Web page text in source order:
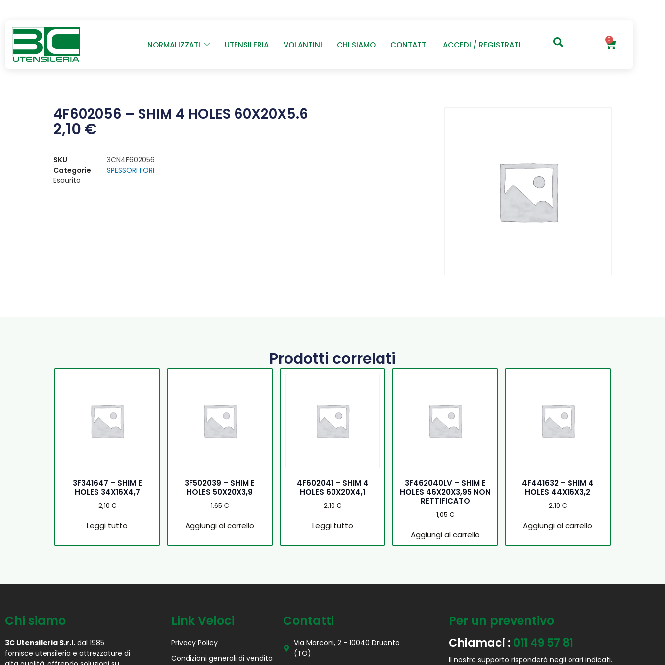
NORMALIZZATI UTENSILERIA VOLANTINI CHI SIAMO CONTATTI ACCEDI / REGISTRATI 0
4F602056 – SHIM 4 HOLES 60X20X5.6
2,10 €
SKU
3CN4F602056
Categorie
SPESSORI FORI
Esaurito
Prodotti correlati
3F341647 – SHIM E
HOLES 34X16X4,7
2,10 €
Leggi tutto
3F502039 – SHIM E
HOLES 50X20X3,9
1,65€
Aggiungi al carrello
4F602041 – SHIM 4
HOLES 60X20X4,1
2,10 €
Leggi tutto
3F462040LV – SHIM E
HOLES 46X20X3,95 NON
RETTIFICATO
1,05 €
Aggiungi al carrello
4F441632 – SHIM 4
HOLES 44X16X3,2
2,10€
Aggiungi al carrello
Chi siamo
3C Utensileria S.r.l. dal 1985
fornisce utensileria e attrezzature di
Link Veloci
Privacy Policy
Condizioni generali di vendita
Contatti
Via Marconi, 2 - 10040 Druento
(TO)
Per un preventivo
Chiamaci : 011 49 57 81
Il nostro supporto risponderà negli orari indicati.